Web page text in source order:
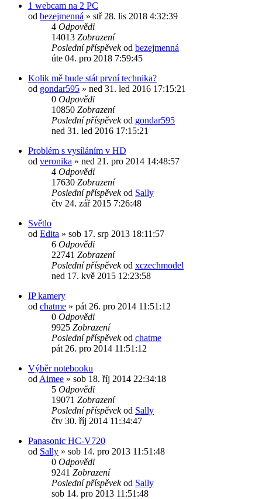
1 webcam na 2 PC
od bezejmenná » stř 28. lis 2018 4:32:39
4 Odpovědi
14013 Zobrazení
Poslední příspěvekod bezejmenná
úte 04. pro 2018 7:59:45
Kolik mě bude stát první technika?
od gondar595 » ned 31. led 2016 17:15:21
0 Odpovědi
10850 Zobrazení
Poslední příspěvekod gondar595
ned 31. led 2016 17:15:21
Problém s vysíláním v HD
od veronika » ned 21. pro 2014 14:48:57
4 Odpovědi
17630 Zobrazení
Poslední příspěvekod Sally
čtv 24. zář 2015 7:26:48
Světlo
od Edita » sob 17. srp 2013 18:11:57
6 Odpovědi
22741 Zobrazení
Poslední příspěvekod xczechmodel
ned 17. kvě 2015 12:23:58
IP kamery
od chatme » pát 26. pro 2014 11:51:12
0 Odpovědi
9925 Zobrazení
Poslední příspěvekod chatme
pát 26. pro 2014 11:51:12
Výběr notebooku
od Aimee » sob 18. říj 2014 22:34:18
5 Odpovědi
19071 Zobrazení
Poslední příspěvekod Sally
čtv 30. říj 2014 11:34:47
Panasonic HC-V720
od Sally » sob 14. pro 2013 11:51:48
0 Odpovědi
9241 Zobrazení
Poslední příspěvekod Sally
sob 14. pro 2013 11:51:48